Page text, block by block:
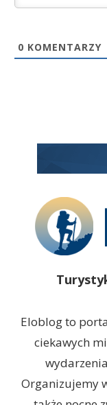
0 KOMENTARZY
Eloblog to
ciekawych
Organizujemy